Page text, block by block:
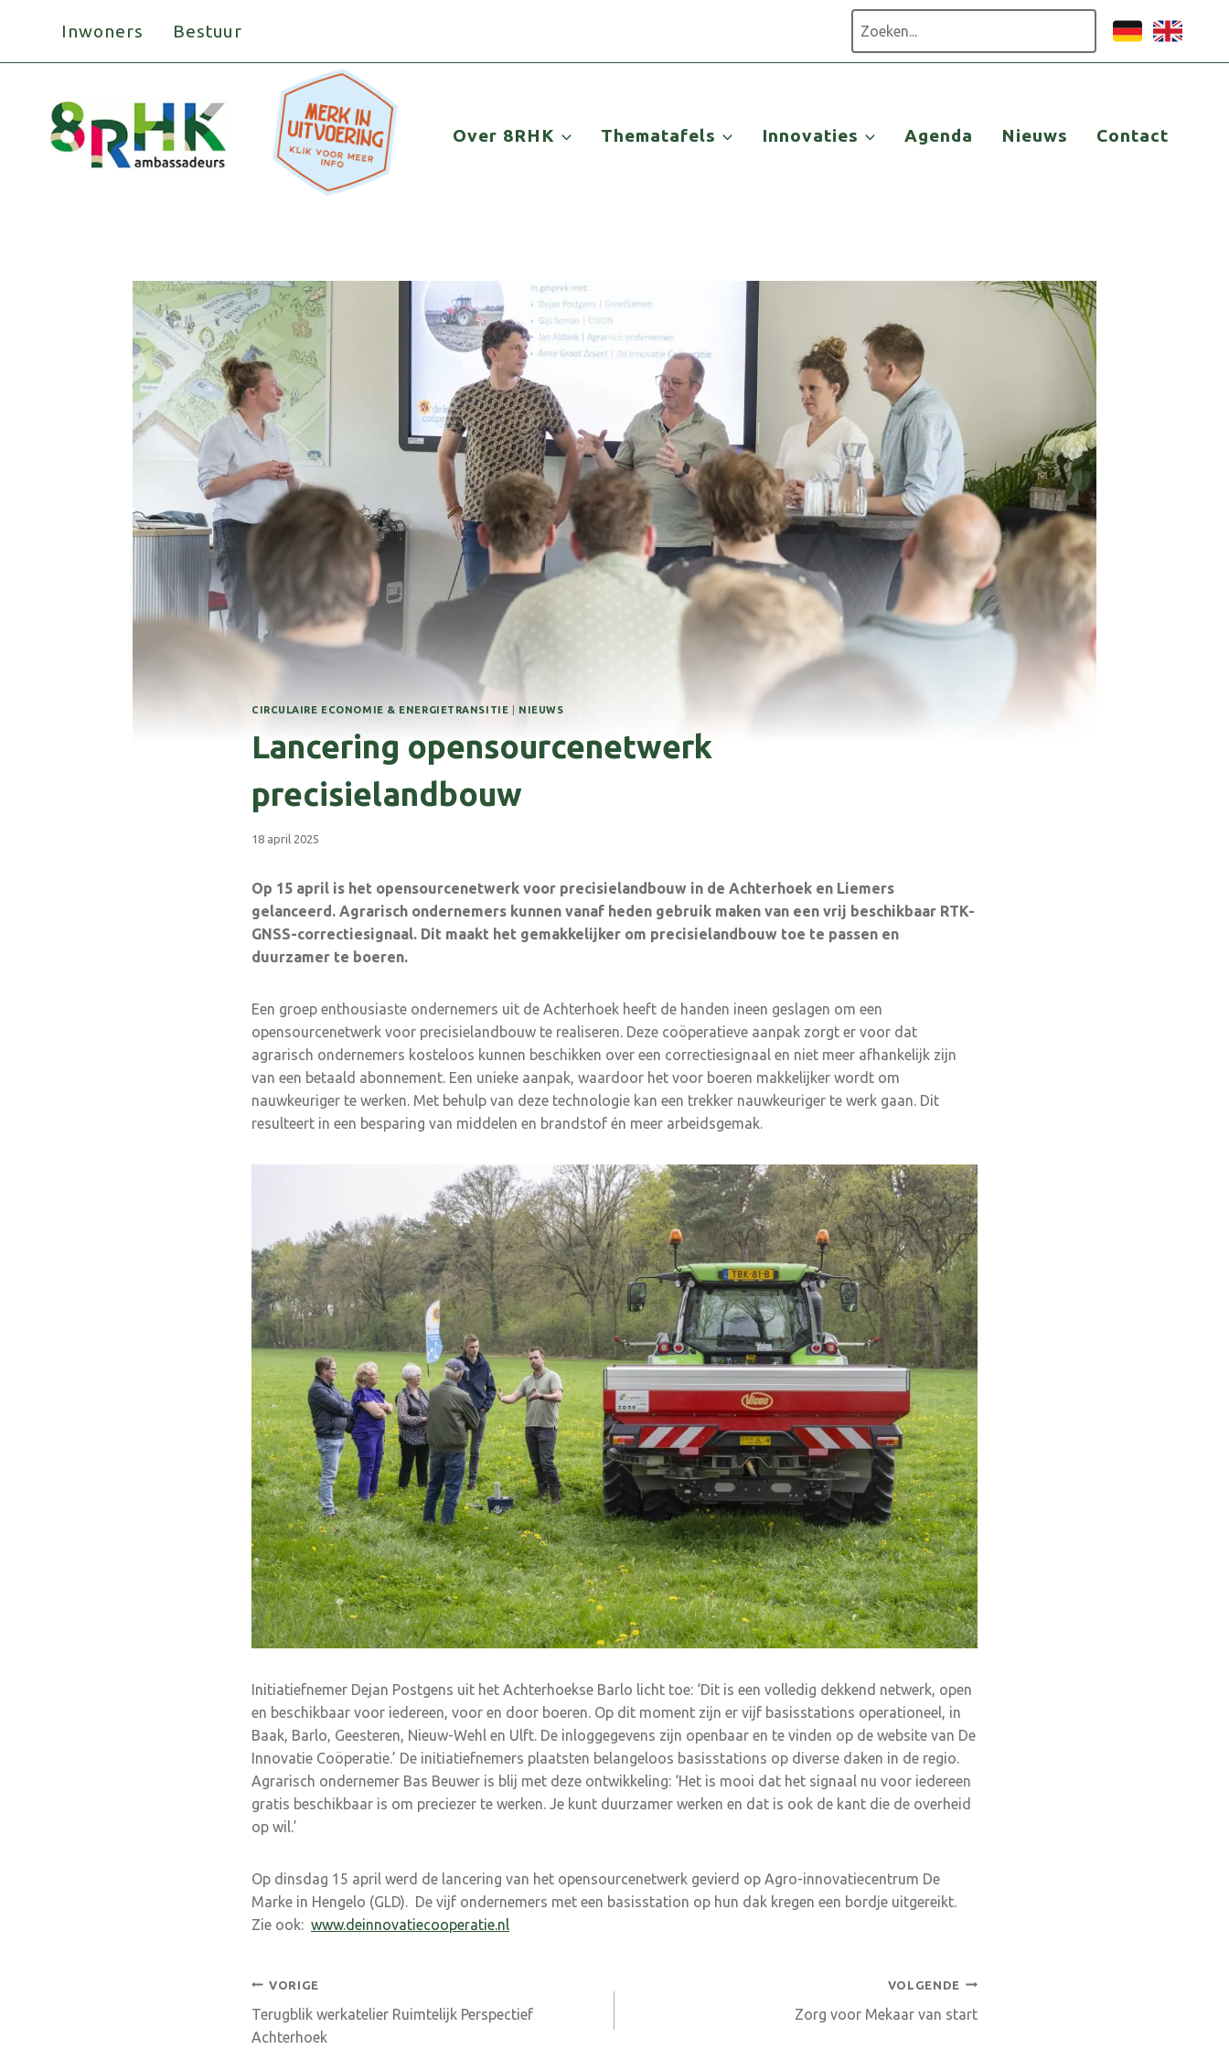
Inwoners Bestuur
Over 8RHK Thematafels Innovaties Agenda Nieuws Contact
CIRCULAIRE ECONOMIE & ENERGIETRANSITIE NIEUWS
Lancering opensourcenetwerk
precisielandbouw
18 april 2025
Op 15 april is het opensourcenetwerk voor precisielandbouw in de Achterhoek en Liemers
gelanceerd. Agrarisch ondernemers kunnen vanaf heden gebruik maken van een vrij beschikbaar RTK-
GNSS-correctiesignaal. Dit maakt het gemakkelijker om precisielandbouw toe te passen en
duurzamer te boeren.
Een groep enthousiaste ondernemers uit de Achterhoek heeft de handen ineen geslagen om een
opensourcenetwerk voor precisielandbouw te realiseren. Deze coöperatieve aanpak zorgt er voor dat
agrarisch ondernemers kosteloos kunnen beschikken over een correctiesignaal en niet meer afhankelijk zijn
van een betaald abonnement. Een unieke aanpak, waardoor het voor boeren makkelijker wordt om
nauwkeuriger te werken. Met behulp van deze technologie kan een trekker nauwkeuriger te werk gaan. Dit
resulteert in een besparing van middelen en brandstof én meer arbeidsgemak.
Initiatiefnemer Dejan Postgens uit het Achterhoekse Barlo licht toe: ‘Dit is een volledig dekkend netwerk, open
en beschikbaar voor iedereen, voor en door boeren. Op dit moment zijn er vijf basisstations operationeel, in
Baak, Barlo, Geesteren, Nieuw-Wehl en Ulft. De inloggegevens zijn openbaar en te vinden op de website van De
Innovatie Coöperatie.’ De initiatiefnemers plaatsten belangeloos basisstations op diverse daken in de regio.
Agrarisch ondernemer Bas Beuwer is blij met deze ontwikkeling: ‘Het is mooi dat het signaal nu voor iedereen
gratis beschikbaar is om preciezer te werken. Je kunt duurzamer werken en dat is ook de kant die de overheid
op wil.’
Op dinsdag 15 april werd de lancering van het opensourcenetwerk gevierd op Agro-innovatiecentrum De
Marke in Hengelo (GLD). De vijf ondernemers met een basisstation op hun dak kregen een bordje uitgereikt.
Zie ook: www.deinnovatiecooperatie.nl
Bericht
navigatie
VORIGE
Terugblik werkatelier Ruimtelijk Perspectief
Achterhoek
VOLGENDE
Zorg voor Mekaar van start